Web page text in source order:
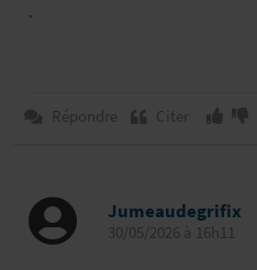
.
Répondre Citer
Jumeaudegrifix
30/05/2026 à 16h11